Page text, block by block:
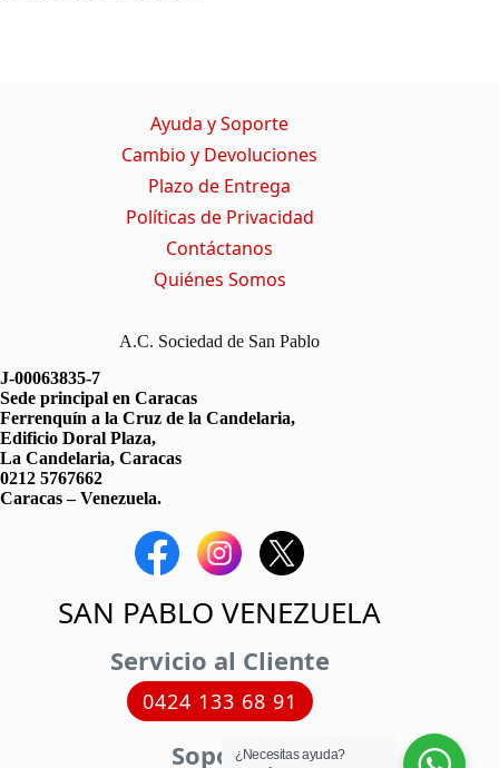
Ayuda y Soporte
Cambio y Devoluciones
Plazo de Entrega
Políticas de Privacidad
Contáctanos
Quiénes Somos
A.C. Sociedad de San Pablo
J-00063835-7
Sede principal en Caracas
Ferrenquín a la Cruz de la Candelaria,
Edificio Doral Plaza,
La Candelaria, Caracas
0212 5767662
Caracas – Venezuela.
SAN PABLO VENEZUELA
Servicio al Cliente
0424 133 68 91
Soporte¿Necesitas ayuda?